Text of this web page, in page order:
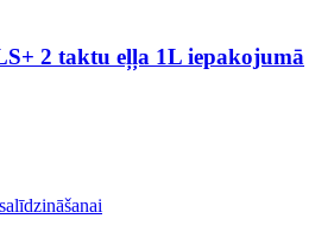
2 taktu eļļa 1L iepakojumā